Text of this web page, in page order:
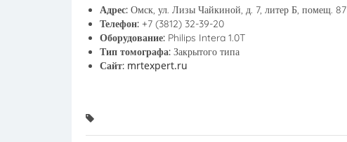
Адрес: Омск, ул. Лизы Чайкиной, д. 7, литер Б, помещ. 87
Телефон: +7 (3812) 32-39-20
Оборудование: Philips Intera 1.0T
Тип томографа: Закрытого типа
Сайт: mrtexpert.ru